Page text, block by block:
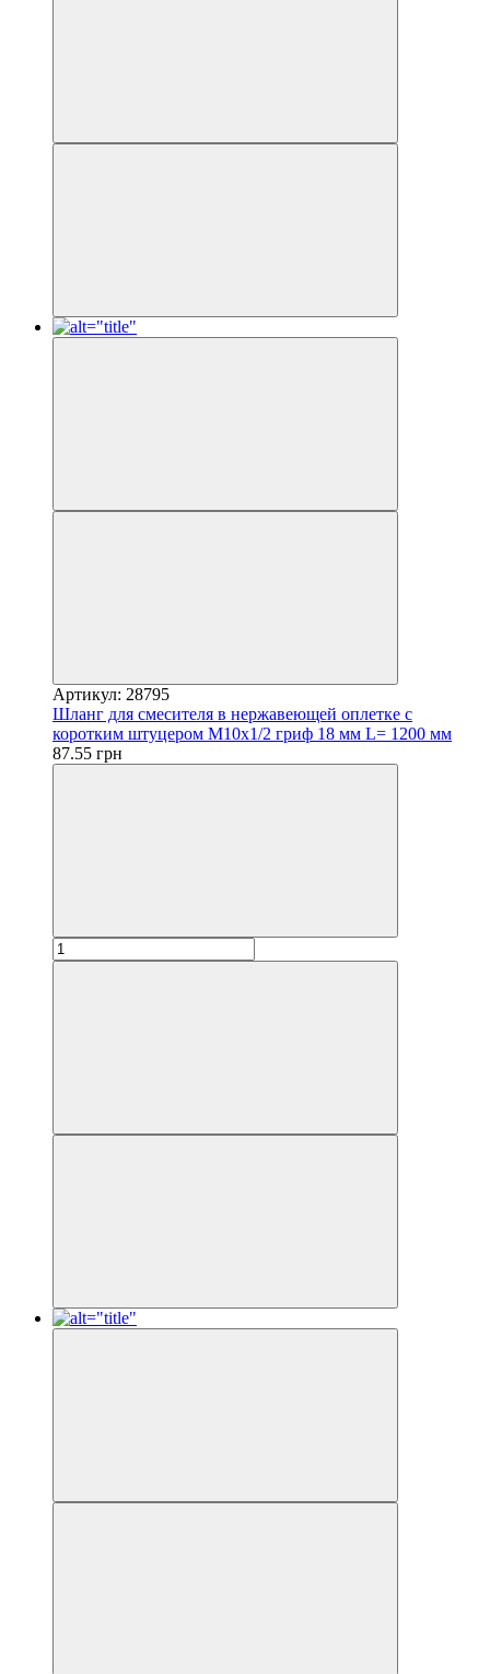
Артикул: 28795
Шланг для смесителя в нержавеющей оплетке с
коротким штуцером М10х1/2 гриф 18 мм L= 1200 мм
87.55 грн